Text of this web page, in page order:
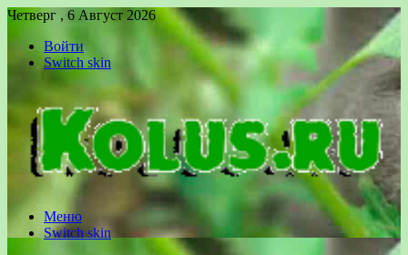
Четверг , 6 Август 2026
Войти
Switch skin
Меню
Switch skin